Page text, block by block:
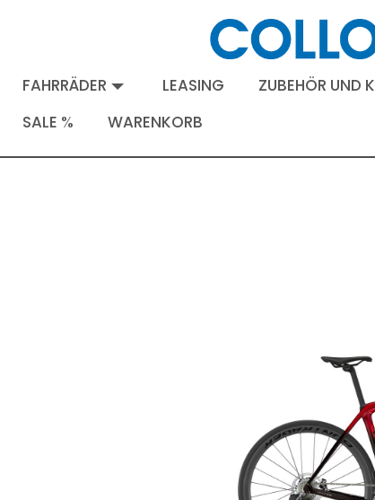
FAHRRÄDER LEASING ZUBEHÖR UND
SALE %
WARENKORB